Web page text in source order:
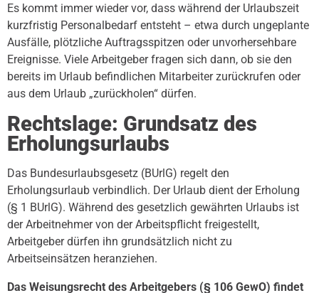
Es kommt immer wieder vor, dass während der Urlaubszeit
kurzfristig Personalbedarf entsteht – etwa durch ungeplante
Ausfälle, plötzliche Auftragsspitzen oder unvorhersehbare
Ereignisse. Viele Arbeitgeber fragen sich dann, ob sie den
bereits im Urlaub befindlichen Mitarbeiter zurückrufen oder
aus dem Urlaub „zurückholen“ dürfen.
Rechtslage: Grundsatz des
Erholungsurlaubs
Das Bundesurlaubsgesetz (BUrlG) regelt den
Erholungsurlaub verbindlich. Der Urlaub dient der Erholung
(§ 1 BUrlG). Während des gesetzlich gewährten Urlaubs ist
der Arbeitnehmer von der Arbeitspflicht freigestellt,
Arbeitgeber dürfen ihn grundsätzlich nicht zu
Arbeitseinsätzen heranziehen.
Das Weisungsrecht des Arbeitgebers (§ 106 GewO) findet